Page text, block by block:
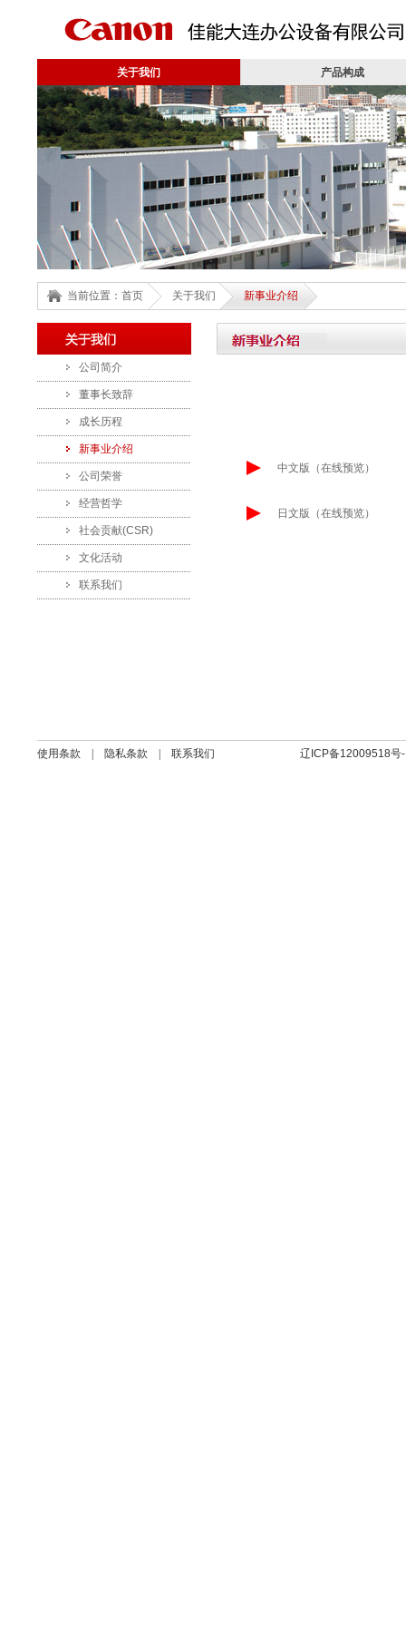
关于我们
产品构成
当前位置： 首页 关于我们 新事业介绍
关于我们 公司简介
董事长致辞
成长历程
新事业介绍
公司荣誉
经营哲学
社会贡献(CSR)
文化活动
联系我们
新事业介绍
中文版 （在线预览）
日文版 （在线预览）
使用条款 隐私条款 联系我们 辽ICP备12009518号